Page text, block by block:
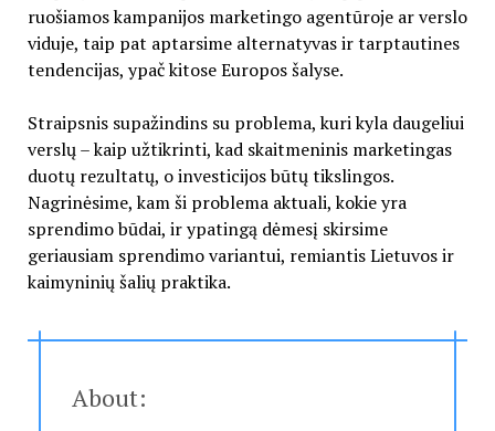
ruošiamos kampanijos marketingo agentūroje ar verslo
viduje, taip pat aptarsime alternatyvas ir tarptautines
tendencijas, ypač kitose Europos šalyse.
Straipsnis supažindins su problema, kuri kyla daugeliui
verslų – kaip užtikrinti, kad skaitmeninis marketingas
duotų rezultatų, o investicijos būtų tikslingos.
Nagrinėsime, kam ši problema aktuali, kokie yra
sprendimo būdai, ir ypatingą dėmesį skirsime
geriausiam sprendimo variantui, remiantis Lietuvos ir
kaimyninių šalių praktika.
About: